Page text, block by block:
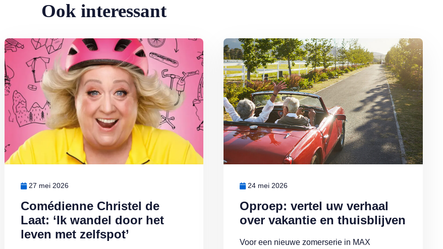
Ook interessant
Comédienne Christel de
Laat: ‘Ik wandel door het
leven met zelfspot’
27 mei 2026
Lees meer over Comédienne Christel de Laat: ‘Ik wandel door het leven met zelfspot’
Oproep: vertel uw verhaal
over vakantie en thuisblijven
24 mei 2026
Voor een nieuwe zomerserie in MAX
Lees meer over Oproep: vertel uw verhaal over vakantie en